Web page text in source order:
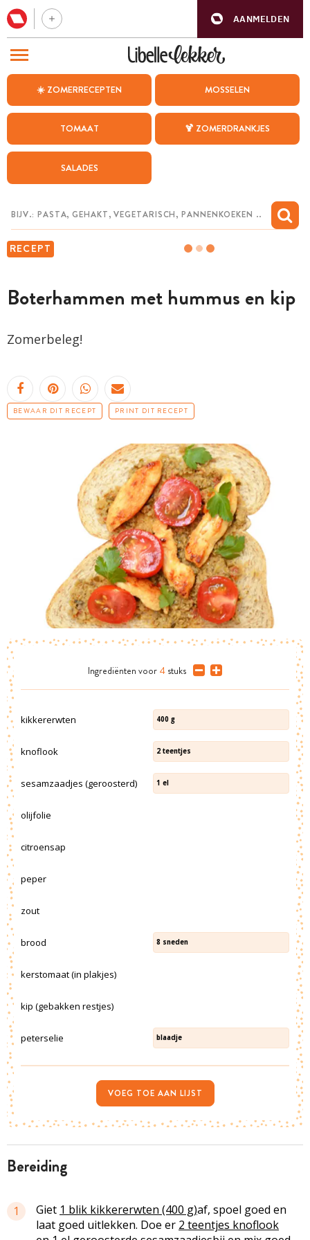
AANMELDEN
☀️ ZOMERRECEPTEN MOSSELEN
TOMAAT 🍹 ZOMERDRANKJES
SALADES
RECEPT
Boterhammen met hummus en kip
Zomerbeleg!
BEWAAR DIT RECEPT PRINT DIT RECEPT
bereiding
1 Giet 1 blik kikkererwten (400 g)af, spoel goed en
laat goed uitlekken. Doe er 2 teentjes knoflook
Ingrediënten voor 4 stuks
kikkererwten 400 g
knoflook 2 teentjes
sesamzaadjes (geroosterd) 1 el
olijfolie
citroensap
peper
zout
brood 8 sneden
kerstomaat (in plakjes)
kip (gebakken restjes)
peterselie blaadje
VOEG TOE AAN LIJST
BEZOEK ONZE ANDERE WEBSITES
WEEKMENU
CHAT MET MAIA
MIJN BEWAARDE RECEPTEN